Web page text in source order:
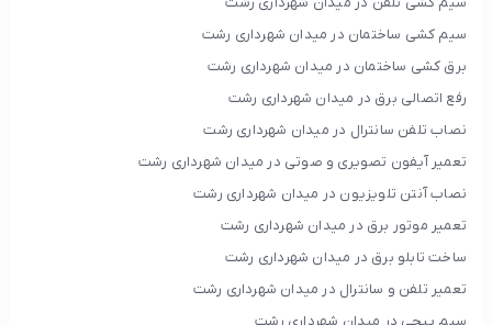
سیم کشی ساختمان در میدان شهرداری رشت
برق کشی ساختمان در میدان شهرداری رشت
رفع اتصالی برق در میدان شهرداری رشت
نصاب تلفن سانترال در میدان شهرداری رشت
تعمیر آیفون تصویری و صوتی در میدان شهرداری رشت
نصاب آنتن تلویزیون در میدان شهرداری رشت
تعمیر موتور برق در میدان شهرداری رشت
ساخت تابلو برق در میدان شهرداری رشت
تعمیر تلفن و سانترال در میدان شهرداری رشت